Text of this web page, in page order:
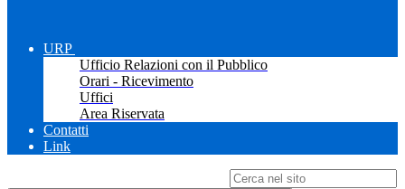
URP
Ufficio Relazioni con il Pubblico
Orari - Ricevimento
Uffici
Area Riservata
Contatti
Link